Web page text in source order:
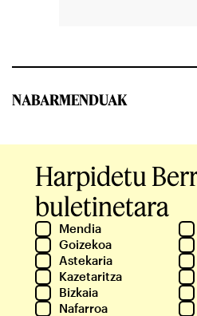
NABARMENDUAK
Harpidetu
buletinetara
Mendia
Goizekoa
Astekaria
Kazetaritza
Bizkaia
Nafarroa